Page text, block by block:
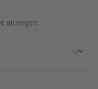
anzeigen.